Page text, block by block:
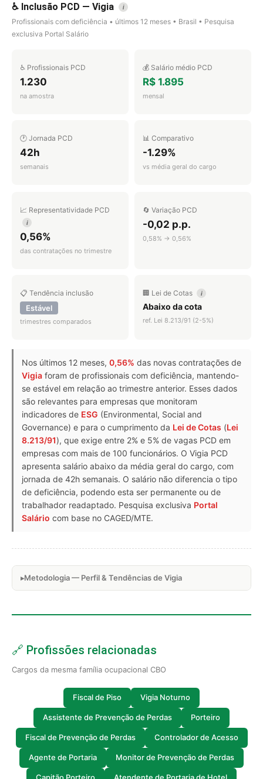
♿ Inclusão PCD — Vigia i
Profissionais com deficiência • últimos 12 meses • Brasil • Pesquisa
exclusiva Portal Salário
♿ Profissionais PCD
1.230
na amostra
💰 Salário médio PCD
R$ 1.895
mensal
🕐 Jornada PCD
42h
semanais
📊 Comparativo
-1.29%
vs média geral do cargo
📈 Representatividade PCD
i
0,56%
das contratações no trimestre
🔄 Variação PCD
-0,02 p.p.
0,58% → 0,56%
📋 Tendência inclusão
Estável
trimestres comparados
🏢 Lei de Cotas i
Abaixo da cota
ref. Lei 8.213/91 (2-5%)
Nos últimos 12 meses, 0,56% das novas contratações de
Vigia foram de profissionais com deficiência, mantendo-
se estável em relação ao trimestre anterior. Esses dados
são relevantes para empresas que monitoram
indicadores de ESG (Environmental, Social and
Governance) e para o cumprimento da Lei de Cotas (Lei
8.213/91), que exige entre 2% e 5% de vagas PCD em
empresas com mais de 100 funcionários. O Vigia PCD
apresenta salário abaixo da média geral do cargo, com
jornada de 42h semanais. O salário não diferencia o tipo
de deficiência, podendo esta ser permanente ou de
trabalhador readaptado. Pesquisa exclusiva Portal
Salário com base no CAGED/MTE.
Metodologia — Perfil & Tendências de Vigia
🔗 Profissões relacionadas
Cargos da mesma família ocupacional CBO
Fiscal de Piso Vigia Noturno
Assistente de Prevenção de Perdas Porteiro
Fiscal de Prevenção de Perdas Controlador de Acesso
Agente de Portaria Monitor de Prevenção de Perdas